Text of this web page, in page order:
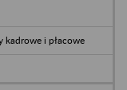
kadrowe i płacowe